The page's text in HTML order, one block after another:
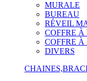
MURALE
BUREAU
RÉVEIL
COFFRE À
COFFRE À
DIVERS